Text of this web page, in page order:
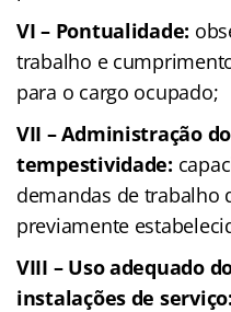
VI – Pontualidade:
trabalho e
para o cargo ocupado;
VII – Administração
tempestividade:
demandas de trabalho
previamente
VIII – Uso adequado
instalações de serviço: